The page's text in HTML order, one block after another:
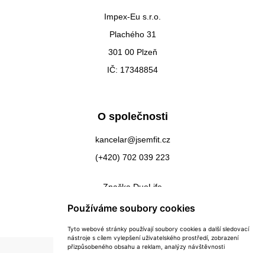
Používáme soubory cookies
Tyto webové stránky používají soubory cookies a další sledovací
nástroje s cílem vylepšení uživatelského prostředí, zobrazení
přizpůsobeného obsahu a reklam, analýzy návštěvnosti
Impex-Eu s.r.o.
Plachého 31
301 00 Plzeň
IČ: 17348854
O společnosti
kancelar@jsemfit.cz
(+420) 702 039 223
Značka DuoLife
Kontakty